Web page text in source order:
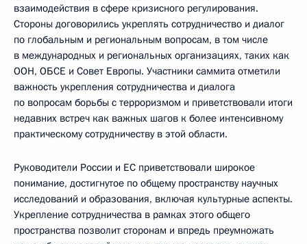
взаимодействия в сфере кризисного регулирования.
Стороны договорились укреплять сотрудничество и диалог
по глобальным и региональным вопросам, в том числе
в международных и региональных организациях, таких как
ООН, ОБСЕ и Совет Европы. Участники саммита отметили
важность укрепления сотрудничества и диалога
по вопросам борьбы с терроризмом и приветствовали итоги
недавних встреч как важных шагов к более интенсивному
практическому сотрудничеству в этой области.
Руководители России и ЕС приветствовали широкое
понимание, достигнутое по общему пространству научных
исследований и образования, включая культурные аспекты.
Укрепление сотрудничества в рамках этого общего
пространства позволит сторонам и впредь преумножать